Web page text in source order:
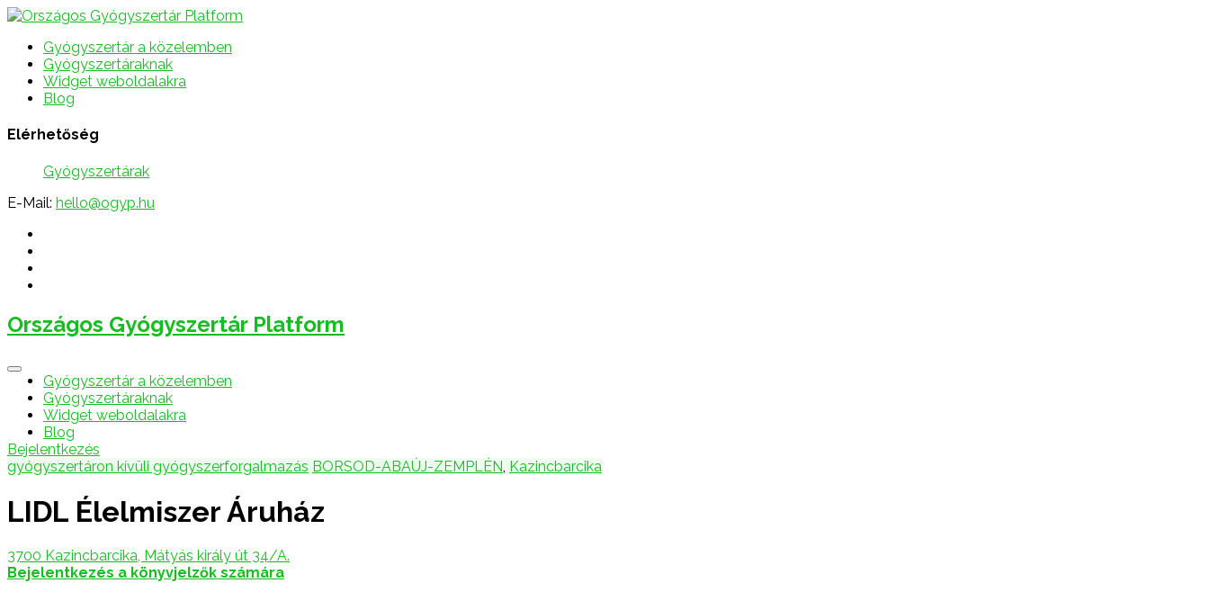
Gyógyszertár a közelemben
Gyógyszertáraknak
Widget weboldalakra
Blog
Elérhetőség
Gyógyszertárak
E-Mail: hello@ogyp.hu
Országos Gyógyszertár Platform
Gyógyszertár a közelemben
Gyógyszertáraknak
Widget weboldalakra
Blog
Bejelentkezés
gyógyszertáron kívüli gyógyszerforgalmazás BORSOD-ABAÚJ-ZEMPLÉN, Kazincbarcika
LIDL Élelmiszer Áruház
3700 Kazincbarcika, Mátyás király út 34/A.
Bejelentkezés a könyvjelzők számára